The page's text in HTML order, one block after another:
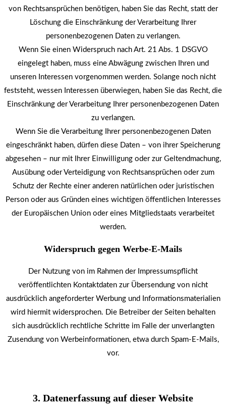
von Rechtsansprüchen benötigen, haben Sie das Recht, statt der
Löschung die Einschränkung der Verarbeitung Ihrer
personenbezogenen Daten zu verlangen.
Wenn Sie einen Widerspruch nach Art. 21 Abs. 1 DSGVO
eingelegt haben, muss eine Abwägung zwischen Ihren und
unseren Interessen vorgenommen werden. Solange noch nicht
feststeht, wessen Interessen überwiegen, haben Sie das Recht, die
Einschränkung der Verarbeitung Ihrer personenbezogenen Daten
zu verlangen.
Wenn Sie die Verarbeitung Ihrer personenbezogenen Daten
eingeschränkt haben, dürfen diese Daten – von ihrer Speicherung
abgesehen – nur mit Ihrer Einwilligung oder zur Geltendmachung,
Ausübung oder Verteidigung von Rechtsansprüchen oder zum
Schutz der Rechte einer anderen natürlichen oder juristischen
Person oder aus Gründen eines wichtigen öffentlichen Interesses
der Europäischen Union oder eines Mitgliedstaats verarbeitet
werden.
Widerspruch gegen Werbe-E-Mails
Der Nutzung von im Rahmen der Impressumspflicht
veröffentlichten Kontaktdaten zur Übersendung von nicht
ausdrücklich angeforderter Werbung und Informationsmaterialien
wird hiermit widersprochen. Die Betreiber der Seiten behalten
sich ausdrücklich rechtliche Schritte im Falle der unverlangten
Zusendung von Werbeinformationen, etwa durch Spam-E-Mails,
vor.
3. Datenerfassung auf dieser Website